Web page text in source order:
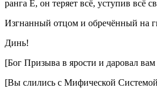
ранга E, он теряет всё, уступив всё
Изгнанный отцом и обречённый на
Динь!
[Бог Призыва в ярости и даровал
[Вы слились с Мифической